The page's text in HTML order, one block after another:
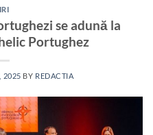
se adună la
Portughez
2025 BY REDACTIA